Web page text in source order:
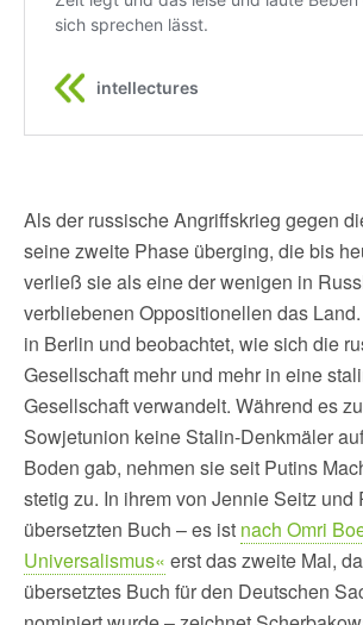
Als der russische Angriffskrieg gegen
seine zweite Phase überging, die bis
verließ sie als eine der wenigen in
verbliebenen Oppositionellen das
in Berlin und beobachtet, wie sich die
Gesellschaft mehr und mehr in eine
Gesellschaft verwandelt. Während es
Sowjetunion keine Stalin-Denkmäler
Boden gab, nehmen sie seit Putins
stetig zu. In ihrem von Jennie Seitz und
übersetzten Buch – es ist nach Omri
Universalismus« erst das zweite Mal,
übersetztes Buch für den Deutschen